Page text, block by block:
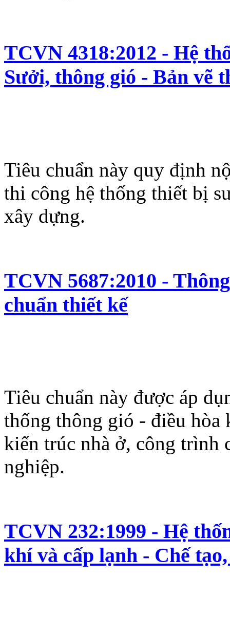
TCVN 4318:2012 - Hệ
Sưởi, thông gió - Bản vẽ
Tiêu chuẩn này quy định
thi công hệ thống thiết bị
xây dựng.
TCVN 5687:2010 -
chuẩn thiết kế
Tiêu chuẩn này được áp
thống thông gió - điều hòa
kiến trúc nhà ở, công trình
nghiệp.
TCVN 232:1999 - Hệ
khí và cấp lạnh - Chế